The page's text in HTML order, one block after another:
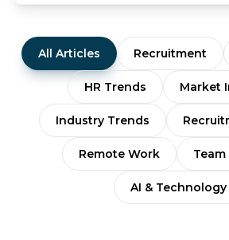
All Articles Recruitment
HR Trends Market
Industry Trends
Remote Work
AI & Technology